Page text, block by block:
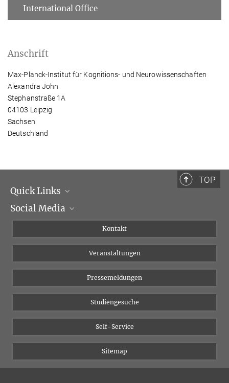
International Office
Anschrift
Max-Planck-Institut für Kognitions- und Neurowissenschaften
Alexandra John
Stephanstraße 1A
04103 Leipzig
Sachsen
Deutschland
TOP
Quick Links
Institutsleitung
Social Media
YouTube
Kontakt
Veranstaltungen
Pressemeldungen
Studiengesuche
Self-Service
Sitemap